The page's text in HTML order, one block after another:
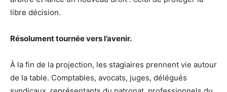
libre décision.
Résolument tournée vers l’avenir.
À la fin de la projection, les stagiaires prennent vie autour
de la table. Comptables, avocats, juges, délégués